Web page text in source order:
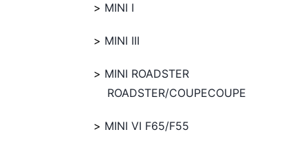
MINI I
MINI III
MINI ROADSTER
ROADSTER/COUPECOUPE
MINI VI F65/F55